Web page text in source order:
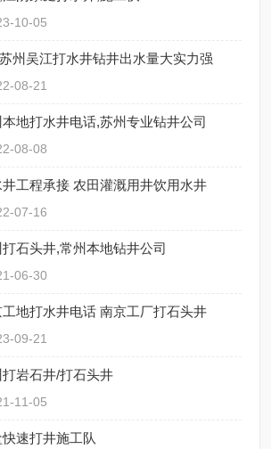
10-05
州吴江打水井钻井出水量大实力强
08-21
地打水井电话,苏州专业钻井公司
08-08
工程承接 农田灌溉用井饮用水井
07-16
石头井,常州本地钻井公司
06-30
地打水井电话 南京工厂打石头井
09-21
岩石井/打石头井
11-05
速打井施工队